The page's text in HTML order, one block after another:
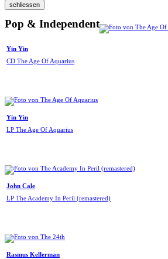
Pop & Independent
Yin Yin
CD The Age Of Aquarius
Yin Yin
LP The Age Of Aquarius
John Cale
LP The Academy In Peril (remastered)
Rasmus Kellerman